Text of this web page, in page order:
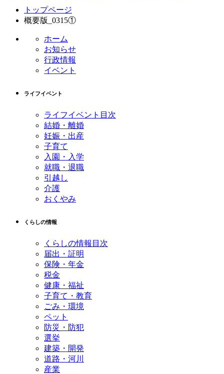
トップページ
概要版_0315①
ホーム
お知らせ
行政情報
イベント
ライフイベント
ライフイベント目次
結婚・離婚
妊娠・出産
子育て
入園・入学
就職・退職
引越し
介護
おくやみ
くらしの情報
くらしの情報目次
届出・証明
保険・年金
税金
健康・福祉
子育て・教育
ごみ・環境
ペット
防災・防犯
選挙
建築・開発
道路・河川
産業